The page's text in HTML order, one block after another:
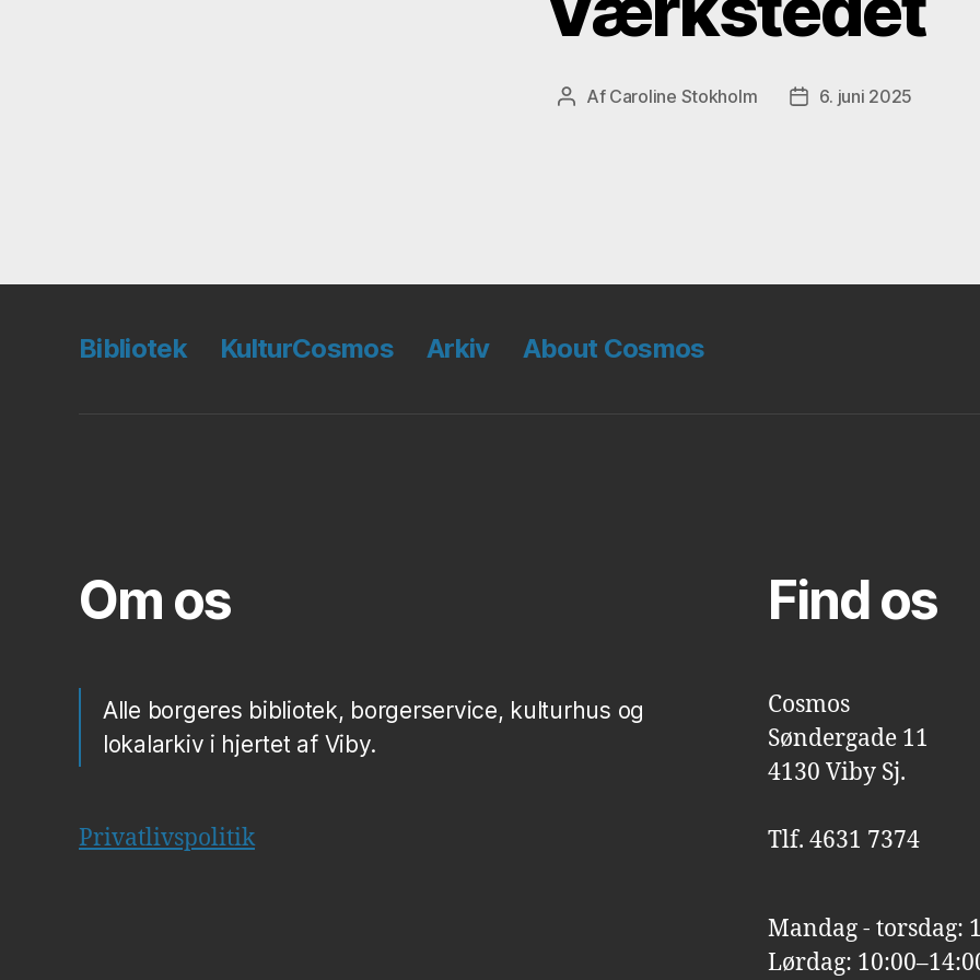
Indlægsforfatter
Af Caroline Stokholm Indlægsdato
6. juni 2025
Bibliotek KulturCosmos Arkiv About Cosmos
Om os
Alle borgeres bibliotek, borgerservice, kulturhus og
lokalarkiv i hjertet af Viby.
Privatlivspolitik
Find os
Cosmos
Søndergade 11
4130 Viby Sj.
Tlf. 4631 7374
Mandag - torsdag:
Lørdag: